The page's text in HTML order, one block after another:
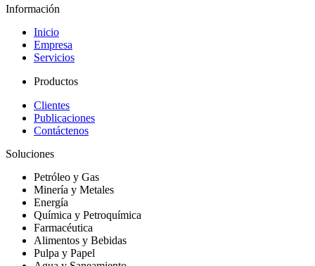
Información
Inicio
Empresa
Servicios
Productos
Clientes
Publicaciones
Contáctenos
Soluciones
Petróleo y Gas
Minería y Metales
Energía
Química y Petroquímica
Farmacéutica
Alimentos y Bebidas
Pulpa y Papel